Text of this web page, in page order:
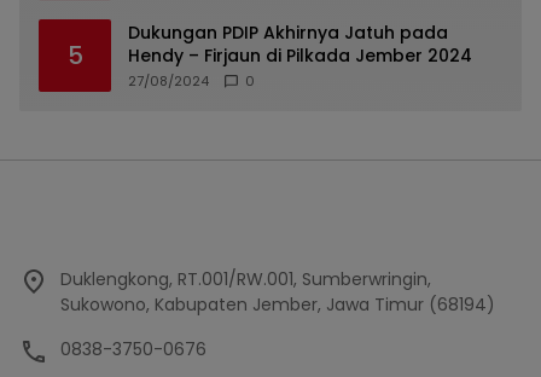
5
Dukungan PDIP Akhirnya Jatuh pada
Hendy – Firjaun di Pilkada Jember 2024
27/08/2024 0
Duklengkong, RT.001/RW.001, Sumberwringin,
Sukowono, Kabupaten Jember, Jawa Timur (68194)
0838-3750-0676